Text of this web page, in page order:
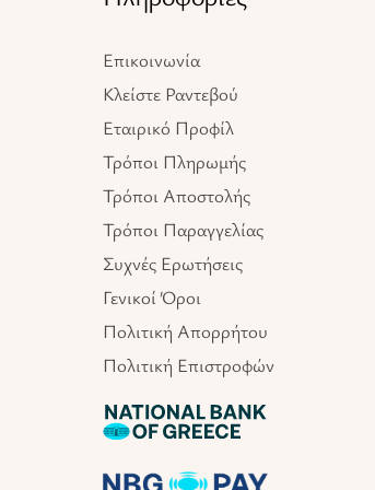
Επικοινωνία
Κλείστε Ραντεβού
Εταιρικό Προφίλ
Τρόποι Πληρωμής
Τρόποι Αποστολής
Τρόποι Παραγγελίας
Συχνές Ερωτήσεις
Γενικοί Όροι
Πολιτική Απορρήτου
Πολιτική Επιστροφών